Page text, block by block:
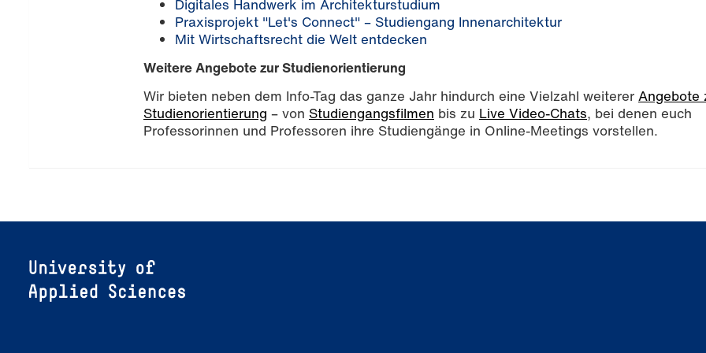
Digitales Handwerk im Architekturstudium
Praxisprojekt "Let's Connect" – Studiengang Innenarchitektur
Mit Wirtschaftsrecht die Welt entdecken
Weitere Angebote zur Studienorientierung
Wir bieten neben dem Info-Tag das ganze Jahr hindurch eine Vielzahl weiterer Angebote
Studienorientierung – von Studiengangsfilmen bis zu Live Video-Chats, bei denen euch
Professorinnen und Professoren ihre Studiengänge in Online-Meetings vorstellen.